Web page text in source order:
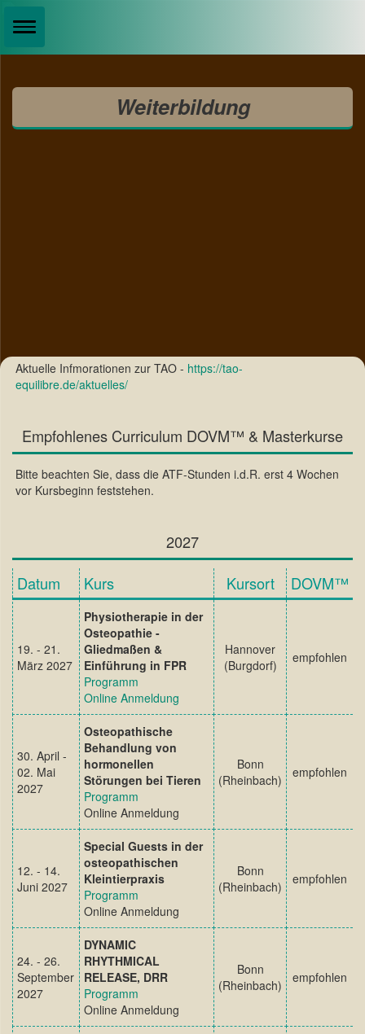
Weiterbildung
Aktuelle Infmorationen zur TAO - https://tao-
equilibre.de/aktuelles/
Empfohlenes Curriculum DOVM™ & Masterkurse
Bitte beachten Sie, dass die ATF-Stunden i.d.R. erst 4 Wochen
vor Kursbeginn feststehen.
2027
Datum
Kurs Kursort DOVM™
19. - 21.
März 2027
Physiotherapie in der
Osteopathie -
Gliedmaßen &
Einführung in FPR
Programm
Online Anmeldung
Hannover
(Burgdorf)
empfohlen
30. April -
02. Mai
2027
Osteopathische
Behandlung von
hormonellen
Störungen bei Tieren
Programm
Online Anmeldung
Bonn
(Rheinbach)
empfohlen
12. - 14.
Juni 2027
Special Guests in der
osteopathischen
Kleintierpraxis
Programm
Online Anmeldung
Bonn
(Rheinbach)
empfohlen
24. - 26.
September
2027
DYNAMIC
RHYTHMICAL
RELEASE, DRR
Programm
Online Anmeldung
Bonn
(Rheinbach)
empfohlen